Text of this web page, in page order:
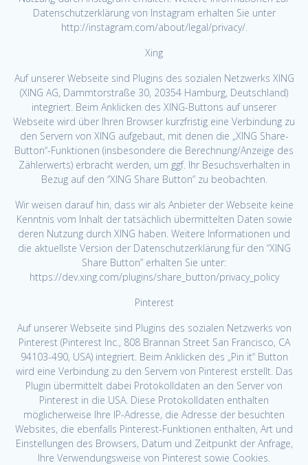
Datenschutzerklärung von Instagram erhalten Sie unter
http://instagram.com/about/legal/privacy/.
Xing
Auf unserer Webseite sind Plugins des sozialen Netzwerks XING
(XING AG, Dammtorstraße 30, 20354 Hamburg, Deutschland)
integriert. Beim Anklicken des XING-Buttons auf unserer
Webseite wird über Ihren Browser kurzfristig eine Verbindung zu
den Servern von XING aufgebaut, mit denen die „XING Share-
Button“-Funktionen (insbesondere die Berechnung/Anzeige des
Zählerwerts) erbracht werden, um ggf. Ihr Besuchsverhalten in
Bezug auf den “XING Share Button” zu beobachten.
Wir weisen darauf hin, dass wir als Anbieter der Webseite keine
Kenntnis vom Inhalt der tatsächlich übermittelten Daten sowie
deren Nutzung durch XING haben. Weitere Informationen und
die aktuellste Version der Datenschutzerklärung für den “XING
Share Button” erhalten Sie unter:
https://dev.xing.com/plugins/share_button/privacy_policy
Pinterest
Auf unserer Webseite sind Plugins des sozialen Netzwerks von
Pinterest (Pinterest Inc., 808 Brannan Street San Francisco, CA
94103-490, USA) integriert. Beim Anklicken des „Pin it“ Button
wird eine Verbindung zu den Servern von Pinterest erstellt. Das
Plugin übermittelt dabei Protokolldaten an den Server von
Pinterest in die USA. Diese Protokolldaten enthalten
möglicherweise Ihre IP-Adresse, die Adresse der besuchten
Websites, die ebenfalls Pinterest-Funktionen enthalten, Art und
Einstellungen des Browsers, Datum und Zeitpunkt der Anfrage,
Ihre Verwendungsweise von Pinterest sowie Cookies.